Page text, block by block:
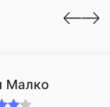
укладених
виплачених
міцно
обсягом премій